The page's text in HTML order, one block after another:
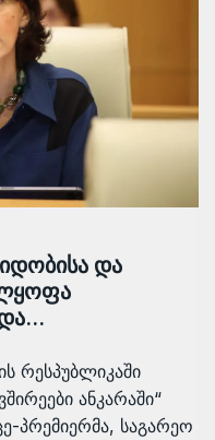
და
რესპუბლიკაში
ანკარაში“
პრემიერმა, საგარეო